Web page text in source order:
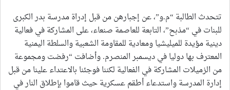
تتحدث الطالبة “م.و”، عن إجبارهن من قبل إدراة مدرسة بدر الكبرى
للبنات في “مذبح”، التابعة للعاصمة صنعاء، على المشاركة في فعالية
دينية مؤيدة للميليشيا ومعادية للمقاومة الشعبية والسلطة اليمنية
المعترف بها دوليا في ديسمبر المنصرم. وأضافت “رفضت ومجموعة
من الزميلات المشاركة في الفعالية لكننا فوجئنا بالاعتداء علينا من قبل
إدارة المدرسة واستدعاء أطقم عسكرية حيث قاموا بإطلاق النار في